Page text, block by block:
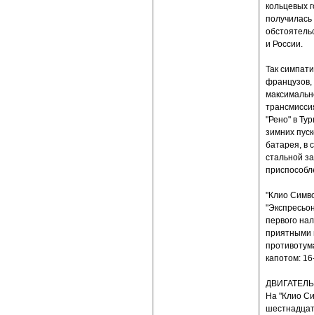
кольцевых
и России.
Так
"Рено" в
зимних
батарея, в
стальной
"Клио
первого
приятными
капотом:
ДВИГАТЕЛЬ
На "Клио